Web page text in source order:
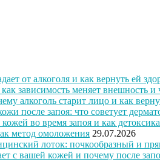
от алкоголя и как вернуть ей
зависимость меняет внешность
алкоголь старит лицо и как
после запоя: что советует
во время запоя и как
метод омоложения 29.07.2026
лоток: почкообразный и
с вашей кожей и почему после